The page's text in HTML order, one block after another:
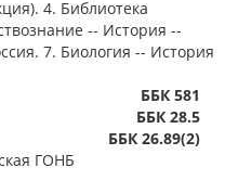
4. Библиотека
-- История --
7. Биология -- История
ББК 581
ББК 28.5
ББК 26.89(2)
ГОНБ